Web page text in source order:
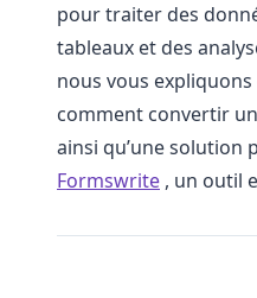
pour traiter des
tableaux et des
nous vous
comment convertir
ainsi qu’une solution
Formswrite , un outil